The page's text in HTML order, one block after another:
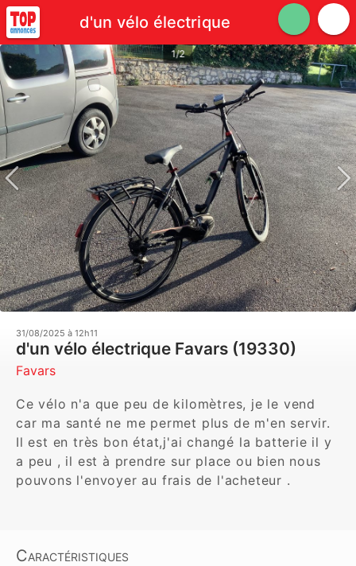
d'un vélo électrique
1/2
31/08/2025 à 12h11
d'un vélo électrique Favars (19330)
Favars
Ce vélo n'a que peu de kilomètres, je le vend
car ma santé ne me permet plus de m'en servir.
Il est en très bon état,j'ai changé la batterie il y
a peu , il est à prendre sur place ou bien nous
pouvons l'envoyer au frais de l'acheteur .
Caractéristiques